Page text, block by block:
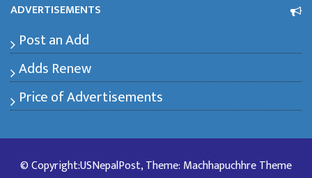
ADVERTISEMENTS
Post an Add
Adds Renew
Price of Advertisements
© Copyright:USNepalPost, Theme: Machhapuchhre Theme